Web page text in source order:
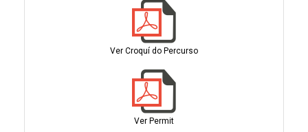
Ver Croquí do Percurso
Ver Permit